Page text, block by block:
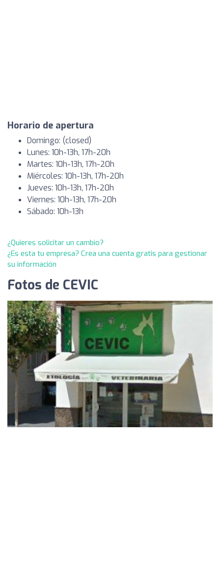
Horario de apertura
Domingo: (closed)
Lunes: 10h-13h, 17h-20h
Martes: 10h-13h, 17h-20h
Miércoles: 10h-13h, 17h-20h
Jueves: 10h-13h, 17h-20h
Viernes: 10h-13h, 17h-20h
Sábado: 10h-13h
¿Quieres solicitar un cambio?
¿Es esta tu empresa? Crea una cuenta gratis para gestionar
su información
Fotos de CEVIC